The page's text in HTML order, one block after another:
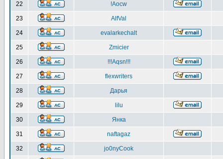
22 !Aocw
23 AlfVal
24 evalarkechalt
25 Zmicier
26 !!!Aqsn!!!
27 flexwriters
28 Дарья
29 lilu
30 Янка
31 naftagaz
32 jo0nyCook